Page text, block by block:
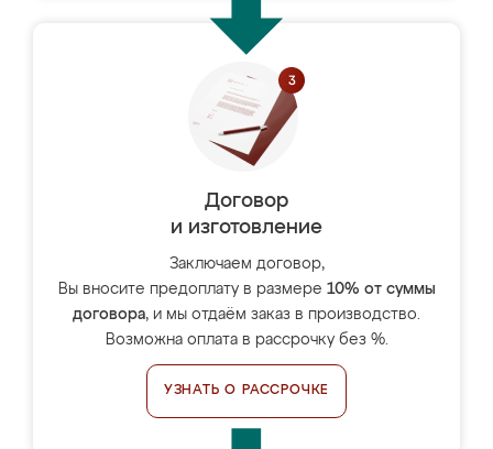
Договор
и изготовление
Заключаем договор,
Вы вносите предоплату в размере 10% от суммы
договора, и мы отдаём заказ в производство.
Возможна оплата в рассрочку без %.
УЗНАТЬ О РАССРОЧКЕ